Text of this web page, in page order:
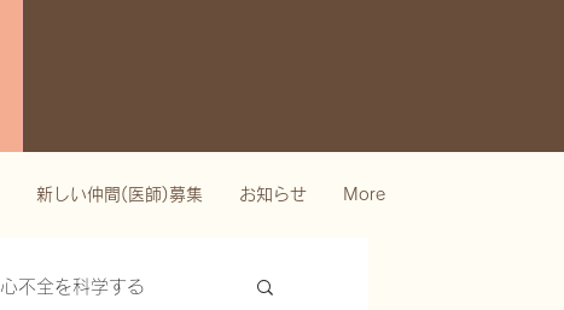
新しい仲間(医師)募集 お知らせ More
心不全を科学する